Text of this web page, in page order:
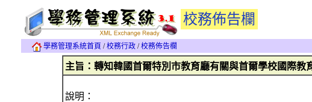
校務佈告欄
學務管理系統首頁 /校務行政 /校務佈告欄
主旨：轉知韓國首爾特別市教育廳有關與首爾學校國際教
說明：